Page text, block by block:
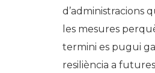
d’administracions
les mesures
termini es pugui
resiliència a